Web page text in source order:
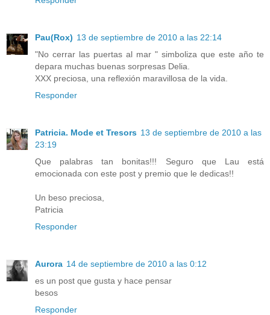
Pau(Rox) 13 de septiembre de 2010 a las 22:14
"No cerrar las puertas al mar " simboliza que este año te
depara muchas buenas sorpresas Delia.
XXX preciosa, una reflexión maravillosa de la vida.
Responder
Patricia. Mode et Tresors 13 de septiembre de 2010 a las
23:19
Que palabras tan bonitas!!! Seguro que Lau está
emocionada con este post y premio que le dedicas!!
Un beso preciosa,
Patricia
Responder
Aurora 14 de septiembre de 2010 a las 0:12
es un post que gusta y hace pensar
besos
Responder